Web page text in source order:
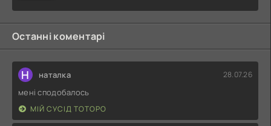
Останні коментарі
Н наталка 28.07.26
мені сподобалось
МІЙ СУСІД ТОТОРО